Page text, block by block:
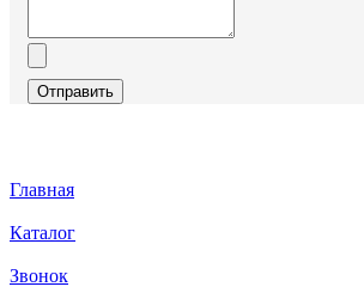
Отправить
Главная
Каталог
Звонок